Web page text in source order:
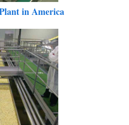
in America